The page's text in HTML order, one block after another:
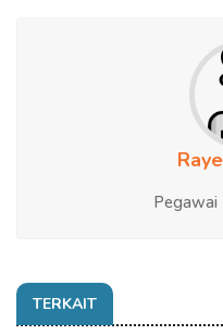
TERKAIT